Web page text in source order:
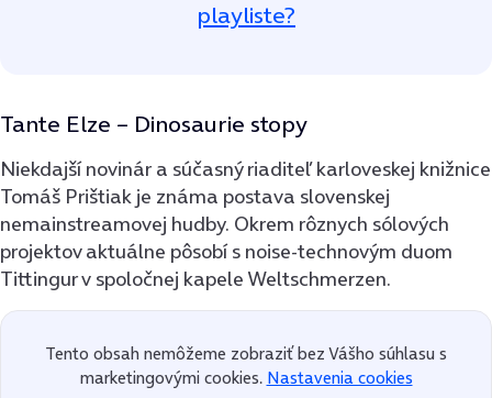
playliste?
Tante Elze – Dinosaurie stopy
Niekdajší novinár a súčasný riaditeľ karloveskej knižnice
Tomáš Prištiak je známa postava slovenskej
nemainstreamovej hudby. Okrem rôznych sólových
projektov aktuálne pôsobí s noise-technovým duom
Tittingur v spoločnej kapele Weltschmerzen.
Tento obsah nemôžeme zobraziť bez Vášho súhlasu s
marketingovými cookies. Nastavenia cookies